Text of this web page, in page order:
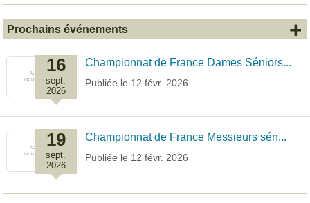
Prochains événements
16
sept.
2026
Championnat de France Dames Séniors...
Publiée le 12 févr. 2026
19
sept.
2026
Championnat de France Messieurs sén...
Publiée le 12 févr. 2026
+